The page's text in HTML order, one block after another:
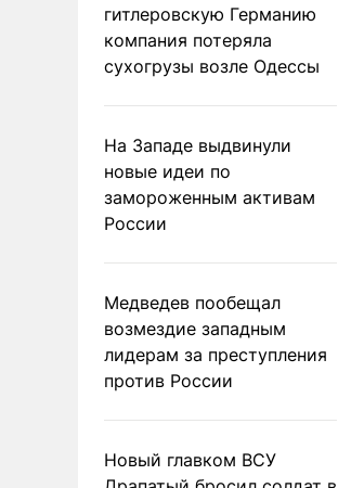
гитлеровскую Германию
компания потеряла
сухогрузы возле Одессы
На Западе выдвинули
новые идеи по
замороженным активам
России
Медведев пообещал
возмездие западным
лидерам за преступления
против России
Новый главком ВСУ